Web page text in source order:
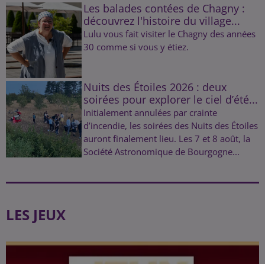
Les balades contées de Chagny :
découvrez l'histoire du village...
Lulu vous fait visiter le Chagny des années
30 comme si vous y étiez.
Nuits des Étoiles 2026 : deux
soirées pour explorer le ciel d’été...
Initialement annulées par crainte
d’incendie, les soirées des Nuits des Étoiles
auront finalement lieu. Les 7 et 8 août, la
Société Astronomique de Bourgogne...
LES JEUX